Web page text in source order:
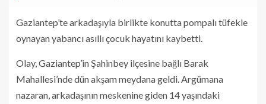
Gaziantep’te arkadaşıyla birlikte konutta pompalı tüfekle
oynayan yabancı asıllı çocuk hayatını kaybetti.
Olay, Gaziantep’in Şahinbey ilçesine bağlı Barak
Mahallesi’nde dün akşam meydana geldi. Argümana
nazaran, arkadaşının meskenine giden 14 yaşındaki